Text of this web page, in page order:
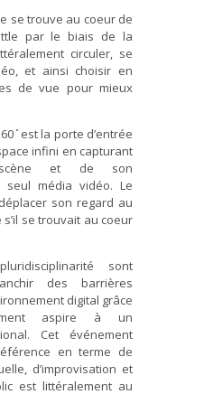
se trouve au coeur de
par le biais de la
circuler, se
et ainsi choisir en
de vue pour mieux
est la porte d’entrée
infini en capturant
scène et de son
média vidéo. Le
son regard au
se trouvait au coeur
sont
des barrières
digital grâce
aspire à un
Cet événement
en terme de
d’improvisation et
est littéralement au